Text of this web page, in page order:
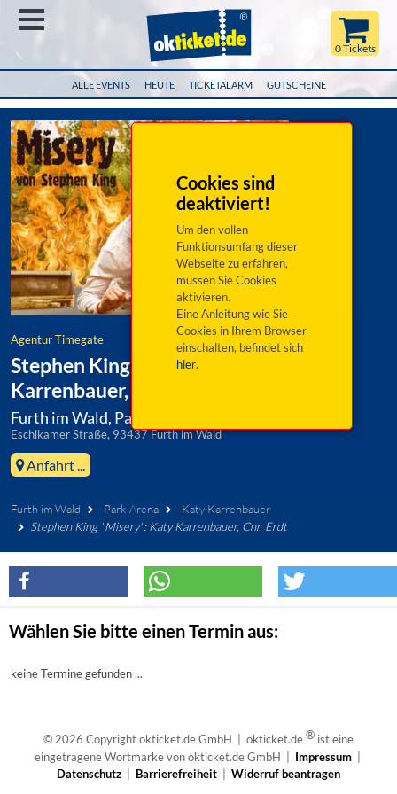
ALLE EVENTS HEUTE TICKETALARM GUTSCHEINE
0 Tickets
Cookies sind
deaktiviert!
Um den vollen
Funktionsumfang dieser
Webseite zu erfahren,
müssen Sie Cookies
aktivieren.
Eine Anleitung wie Sie
Cookies in Ihrem Browser
einschalten, befindet sich
hier.
Agentur Timegate
Stephen King "Misery": Katy
Karrenbauer, Chr. Erdt
Furth im Wald, Park-Arena
Eschlkamer Straße, 93437 Furth im Wald
Anfahrt ...
Furth im Wald Park-Arena
Katy Karrenbauer
Stephen King "Misery": Katy Karrenbauer, Chr. Erdt
Wählen Sie bitte einen Termin aus:
keine Termine gefunden ...
© 2026 Copyright okticket.de GmbH | okticket.de® ist eine
eingetragene Wortmarke von okticket.de GmbH | Impressum|
Datenschutz | Barrierefreiheit | Widerruf beantragen